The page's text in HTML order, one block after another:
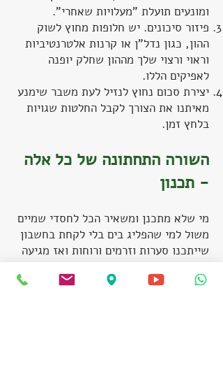
ומונעים תועלת "מעלויות שאחרי".
פיזור סיכונים. יש חלופות מחוץ לשוק
ההון, כגון נדל"ן או קרנות אלטרנטיביות
וראוי ורצוי שלך מההון שחלק יופנה
לאפיקים הללו.
יצירת סכום נחוץ לנזיל לעת משבר שימנע
מאיתנו את הצורך לקבל החלטות שגויות
בלחץ זמן.
השורה התחתונה של כל אלה
- תכנון
מי שלא מתכנן ומשאיר הכל לחסדי שמיים
משול למי שהפליג בים בלי לקחת בחשבון
שייתכנו סערות וזרמים ורוחות ואז מגיעה
והיא מנסה לחלץ את עצמו ובדרך כלל